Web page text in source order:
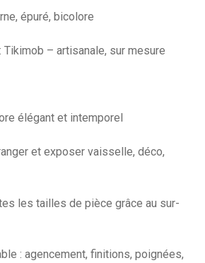
épuré, bicolore
: Tikimob – artisanale, sur mesure
élégant et intemporel
et exposer vaisselle, déco,
les tailles de pièce grâce au sur-
: agencement, finitions, poignées,